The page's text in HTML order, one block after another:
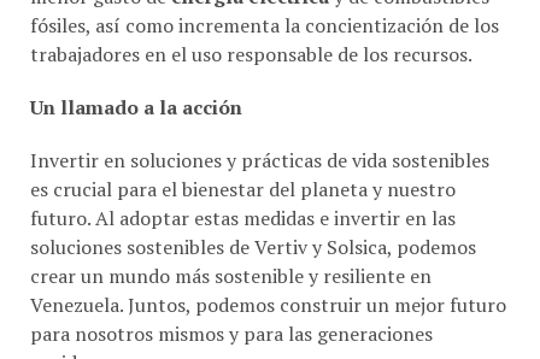
trabajadores en el uso responsable de los recursos.
es crucial para el bienestar del planeta y nuestro
futuro. Al adoptar estas medidas e invertir en las
soluciones sostenibles de Vertiv y Solsica, podemos
crear un mundo más sostenible y resiliente en
Venezuela. Juntos, podemos construir un mejor futuro
para nosotros mismos y para las generaciones
venideras.